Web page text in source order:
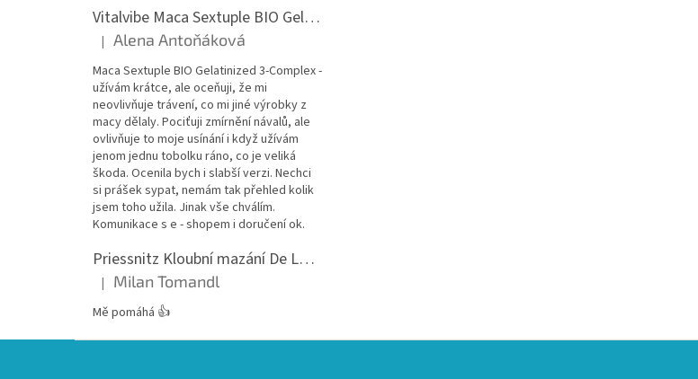
Vitalvibe Maca Sextuple BIO Gelatinized 3-Complex, 60 kapslí
Hodnocení produktu je 5 z 5 hvězdiček.
| Alena Antoňáková
Maca Sextuple BIO Gelatinized 3-Complex -
užívám krátce, ale oceňuji, že mi
neovlivňuje trávení, co mi jiné výrobky z
macy dělaly. Pociťuji zmírnění návalů, ale
ovlivňuje to moje usínání i když užívám
jenom jednu tobolku ráno, co je veliká
škoda. Ocenila bych i slabší verzi. Nechci
si prášek sypat, nemám tak přehled kolik
jsem toho užila. Jinak vše chválím.
Komunikace s e - shopem i doručení ok.
Priessnitz Kloubní mazání De Luxe, 200ml
Hodnocení produktu je 5 z 5 hvězdiček.
| Milan Tomandl
Mě pomáhá 👍